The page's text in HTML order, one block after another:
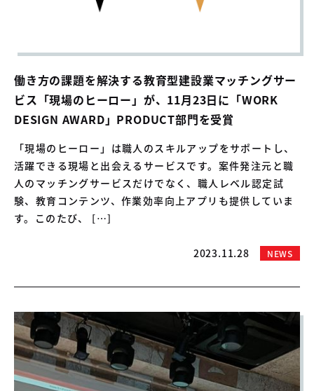
働き方の課題を解決する教育型建設業マッチングサー
ビス「現場のヒーロー」が、11月23日に「WORK
DESIGN AWARD」PRODUCT部門を受賞
「現場のヒーロー」は職人のスキルアップをサポートし、
活躍できる現場と出会えるサービスです。案件発注元と職
人のマッチングサービスだけでなく、職人レベル認定試
験、教育コンテンツ、作業効率向上アプリも提供していま
す。このたび、 […]
2023.11.28 NEWS